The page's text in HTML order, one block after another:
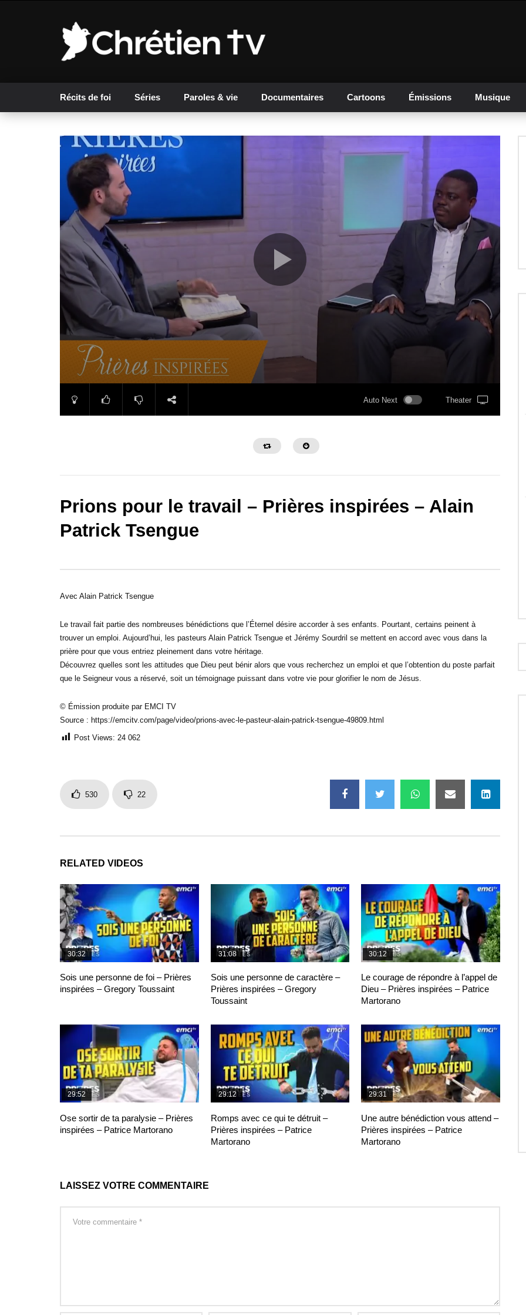
Récits de foi Séries Paroles & vie Documentaires Cartoons Émissions Musique
Auto Next Theater
Prions pour le travail – Prières inspirées – Alain
Patrick Tsengue
Avec Alain Patrick Tsengue
Le travail fait partie des nombreuses bénédictions que l’Éternel désire accorder à ses enfants. Pourtant, certains peinent à
trouver un emploi. Aujourd’hui, les pasteurs Alain Patrick Tsengue et Jérémy Sourdril se mettent en accord avec vous dans la
prière pour que vous entriez pleinement dans votre héritage.
Découvrez quelles sont les attitudes que Dieu peut bénir alors que vous recherchez un emploi et que l’obtention du poste parfait
que le Seigneur vous a réservé, soit un témoignage puissant dans votre vie pour glorifier le nom de Jésus.
© Émission produite par EMCI TV
Source : https://emcitv.com/page/video/prions-avec-le-pasteur-alain-patrick-tsengue-49809.html
Post Views: 24 062
530 22
RELATED VIDEOS
30:32
Sois une personne de foi – Prières
inspirées – Gregory Toussaint
31:08
Sois une personne de caractère –
Prières inspirées – Gregory
Toussaint
30:12
Le courage de répondre à l’appel de
Dieu – Prières inspirées – Patrice
Martorano
29:52
Ose sortir de ta paralysie – Prières
inspirées – Patrice Martorano
29:12
Romps avec ce qui te détruit –
Prières inspirées – Patrice
Martorano
29:31
Une autre bénédiction vous attend –
Prières inspirées – Patrice
Martorano
LAISSEZ VOTRE COMMENTAIRE